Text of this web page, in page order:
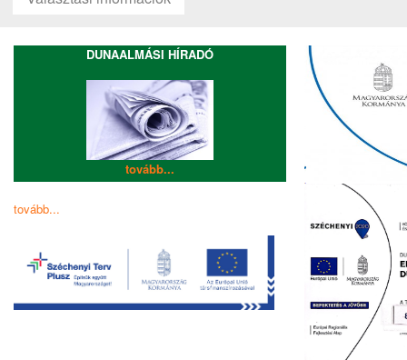
DUNAALMÁSI HÍRADÓ
tovább...
tovább...